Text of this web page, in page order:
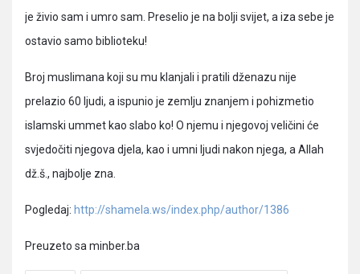
je živio sam i umro sam. Preselio je na bolji svijet, a iza sebe je
ostavio samo biblioteku!
Broj muslimana koji su mu klanjali i pratili dženazu nije
prelazio 60 ljudi, a ispunio je zemlju znanjem i pohizmetio
islamski ummet kao slabo ko! O njemu i njegovoj veličini će
svjedočiti njegova djela, kao i umni ljudi nakon njega, a Allah
dž.š., najbolje zna.
Pogledaj: http://shamela.ws/index.php/author/1386
Preuzeto sa minber.ba